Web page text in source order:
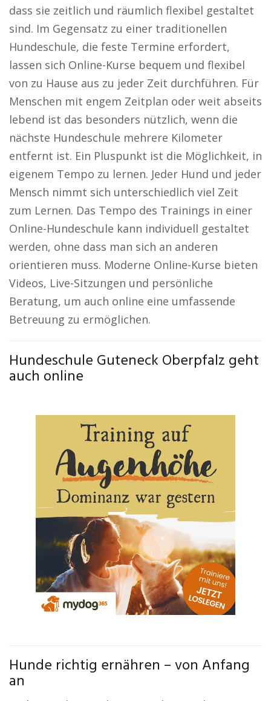
dass sie zeitlich und räumlich flexibel gestaltet
sind. Im Gegensatz zu einer traditionellen
Hundeschule, die feste Termine erfordert,
lassen sich Online-Kurse bequem und flexibel
von zu Hause aus zu jeder Zeit durchführen. Für
Menschen mit engem Zeitplan oder weit abseits
lebend ist das besonders nützlich, wenn die
nächste Hundeschule mehrere Kilometer
entfernt ist. Ein Pluspunkt ist die Möglichkeit, in
eigenem Tempo zu lernen. Jeder Hund und jeder
Mensch nimmt sich unterschiedlich viel Zeit
zum Lernen. Das Tempo des Trainings in einer
Online-Hundeschule kann individuell gestaltet
werden, ohne dass man sich an anderen
orientieren muss. Moderne Online-Kurse bieten
Videos, Live-Sitzungen und persönliche
Beratung, um auch online eine umfassende
Betreuung zu ermöglichen.
Hundeschule Guteneck Oberpfalz geht
auch online
Hunde richtig ernähren – von Anfang
an